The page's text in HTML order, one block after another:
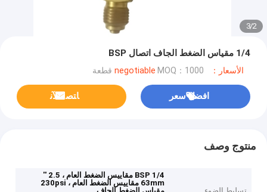
2
/
3
1/4 مقياس الضغط الجاف اتصال BSP
الأسعار：negotiable MOQ：1000 قطعة
افضل سعر ﺎﺘﺼﻟ ﺍﻶﻧ
منتوج وصف
1/4 BSP مقاييس الضغط العام ، 2.5 ''
63mm مقاييس الضغط العام ، 230psi